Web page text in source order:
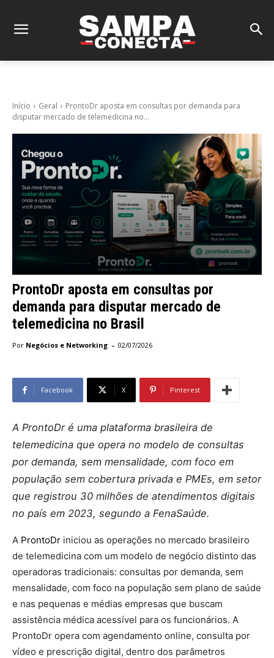
Início Geral
ProntoDr aposta em consultas por demanda para
disputar mercado de telemedicina no...
ProntoDr aposta em consultas por
demanda para disputar mercado de
telemedicina no Brasil
Por Negócios e Networking - 02/07/2026
Facebook X Pinterest
A ProntoDr é uma plataforma brasileira de
telemedicina que opera no modelo de consultas
por demanda, sem mensalidade, com foco em
população sem cobertura privada e PMEs, em setor
que registrou 30 milhões de atendimentos digitais
no país em 2023, segundo a FenaSaúde.
A ProntoDr iniciou as operações no mercado brasileiro
de telemedicina com um modelo de negócio distinto das
operadoras tradicionais: consultas por demanda, sem
mensalidade, com foco na população sem plano de saúde
e nas pequenas e médias empresas que buscam
assistência médica acessível para os funcionários. A
ProntoDr opera com agendamento online, consulta por
vídeo e prescrição digital, dentro dos parâmetros